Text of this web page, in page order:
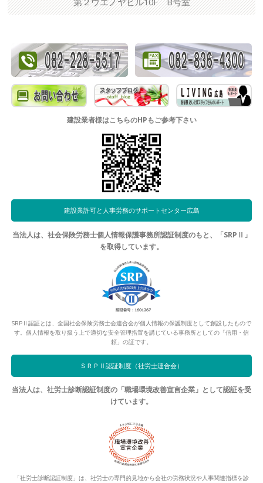
建設業者様はこちらのHPもご参考下さい
建設業許可と人事労務のサポートセンター広島
当法人は、社会保険労務士個人情報保護事務所認証制度のもと、「SRPⅡ」
を取得しています。
SRPⅡ認証とは、全国社会保険労務士会連合会が個人情報の保護制度として創設したもので
す。個人情報を取り扱う上で適切な安全管理措置を講じている事務所としての「信用・信
頼」の証です。
ＳＲＰⅡ認証制度（社労士連合会）
当法人は、社労士診断認証制度の「職場環境改善宣言企業」として認証を受
けています。
「社労士診断認証制度」は、社労士の専門的見地から会社の労務状況や人事関連指標を診